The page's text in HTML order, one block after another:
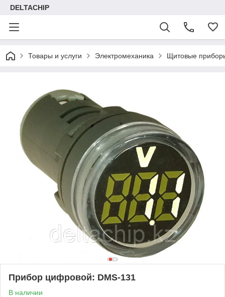
DELTACHIP
Товары и услуги Электромеханика Щитовые
Прибор цифровой: DMS-131
В наличии